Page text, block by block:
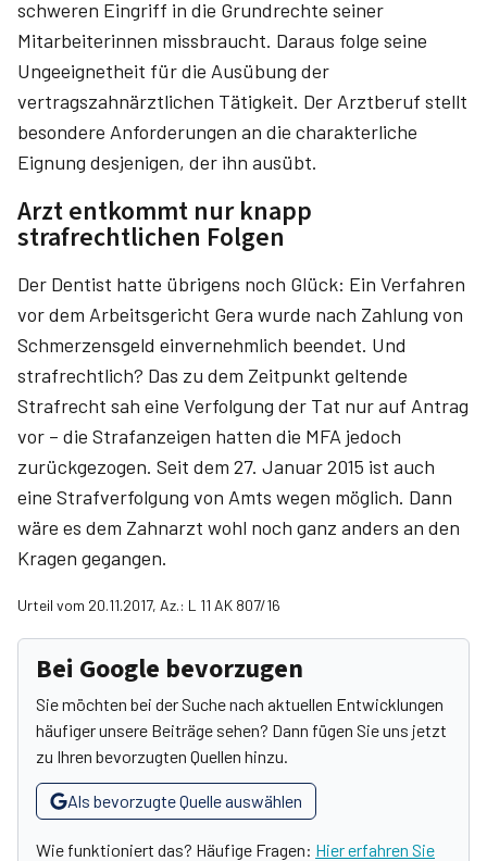
schweren Eingriff in die Grundrechte seiner
Mitarbeiterinnen missbraucht. Daraus folge seine
Ungeeignetheit für die Ausübung der
vertragszahnärztlichen Tätigkeit. Der Arztberuf stellt
besondere Anforderungen an die charakterliche
Eignung desjenigen, der ihn ausübt.
Arzt entkommt nur knapp
strafrechtlichen Folgen
Der Dentist hatte übrigens noch Glück: Ein Verfahren
vor dem Arbeitsgericht Gera wurde nach Zahlung von
Schmerzensgeld einvernehmlich beendet. Und
strafrechtlich? Das zu dem Zeitpunkt geltende
Strafrecht sah eine Verfolgung der Tat nur auf Antrag
vor – die Strafanzeigen hatten die MFA jedoch
zurückgezogen. Seit dem 27. Januar 2015 ist auch
eine Strafverfolgung von Amts wegen möglich. Dann
wäre es dem Zahnarzt wohl noch ganz anders an den
Kragen gegangen.
Urteil vom 20.11.2017, Az.: L 11 AK 807/16
Bei Google bevorzugen
Sie möchten bei der Suche nach aktuellen Entwicklungen
häufiger unsere Beiträge sehen? Dann fügen Sie uns jetzt
zu Ihren bevorzugten Quellen hinzu.
Als bevorzugte Quelle auswählen
Wie funktioniert das? Häufige Fragen: Hier erfahren Sie